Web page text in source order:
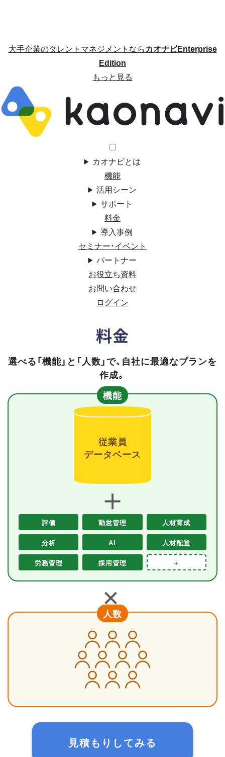
大手企業のタレントマネジメントならカオナビEnterprise
Edition
もっと見る
カオナビとは
機能
活用シーン
サポート
料金
導入事例
セミナー・イベント
パートナー
お役立ち資料
お問い合わせ
ログイン
料金
選べる「機能」と「人数」で、自社に最適なプランを
作成。
機能
従業員
データベース
＋
評価 勤怠管理 人材育成
分析 AI 人材配置
労務管理 採用管理 ＋
＋
人数
見積もりしてみる